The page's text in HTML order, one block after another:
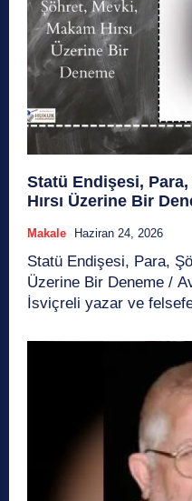
Statü Endişesi,
Hırsı Üzerine Bir
Makale Haziran 24, 2026
Statü Endişesi, Para,
Üzerine Bir Deneme /
İsviçreli yazar ve